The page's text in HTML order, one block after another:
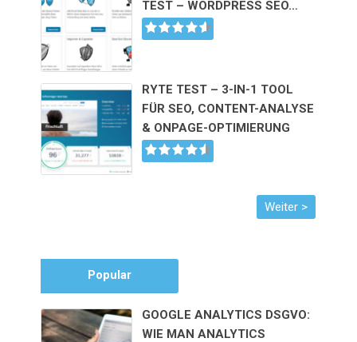
TEST – WORDPRESS SEO…
RYTE TEST – 3-IN-1 TOOL
FÜR SEO, CONTENT-ANALYSE
& ONPAGE-OPTIMIERUNG
Popular
GOOGLE ANALYTICS DSGVO:
WIE MAN ANALYTICS